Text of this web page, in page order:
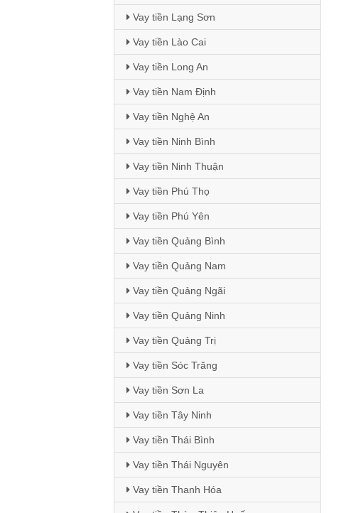
Vay tiền Lạng Sơn
Vay tiền Lào Cai
Vay tiền Long An
Vay tiền Nam Định
Vay tiền Nghệ An
Vay tiền Ninh Bình
Vay tiền Ninh Thuận
Vay tiền Phú Thọ
Vay tiền Phú Yên
Vay tiền Quảng Bình
Vay tiền Quảng Nam
Vay tiền Quảng Ngãi
Vay tiền Quảng Ninh
Vay tiền Quảng Trị
Vay tiền Sóc Trăng
Vay tiền Sơn La
Vay tiền Tây Ninh
Vay tiền Thái Bình
Vay tiền Thái Nguyên
Vay tiền Thanh Hóa